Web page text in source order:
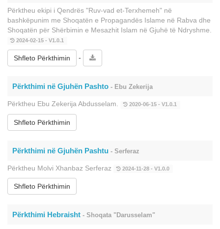
Përktheu ekipi i Qendrës "Ruv-vad et-Terxhemeh" në
bashkëpunim me Shoqatën e Propagandës Islame në Rabva dhe
Shoqatën për Shërbimin e Mesazhit Islam në Gjuhë të Ndryshme.
2024-02-15 - V1.0.1
Shfleto Përkthimin -
Përkthimi në Gjuhën Pashto - Ebu Zekerija
Përktheu Ebu Zekerija Abdusselam. 2020-06-15 - V1.0.1
Shfleto Përkthimin
Përkthimi në Gjuhën Pashtu - Serferaz
Përktheu Molvi Xhanbaz Serferaz 2024-11-28 - V1.0.0
Shfleto Përkthimin
Përkthimi Hebraisht - Shoqata "Darusselam"